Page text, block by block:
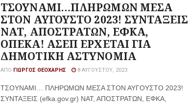
ΤΣΟΥΝΑΜΙ…ΠΛΗΡΩΜΩΝ ΜΕΣΑ
ΣΤΟΝ ΑΥΓΟΥΣΤΟ 2023! ΣΥΝΤΑΞΕΙΣ
ΝΑΤ, ΑΠΟΣΤΡΑΤΩΝ, ΕΦΚΑ,
ΟΠΕΚΑ! ΑΣΕΠ ΕΡΧΕΤΑΙ ΓΙΑ
ΔΗΜΟΤΙΚΗ ΑΣΤΥΝΟΜΙΑ
ΑΠΌ ΓΙΏΡΓΟΣ ΘΕΟΧΆΡΗΣ 8 ΑΥΓΟΎΣΤΟΥ, 2023
ΤΣΟΥΝΑΜΙ… ΠΛΗΡΩΜΩΝ ΜΕΣΑ ΣΤΟΝ ΑΥΓΟΥΣΤΟ 2023!
ΣΥΝΤΑΞΕΙΣ (efka.gov.gr) ΝΑΤ, ΑΠΟΣΤΡΑΤΩΝ, ΕΦΚΑ,